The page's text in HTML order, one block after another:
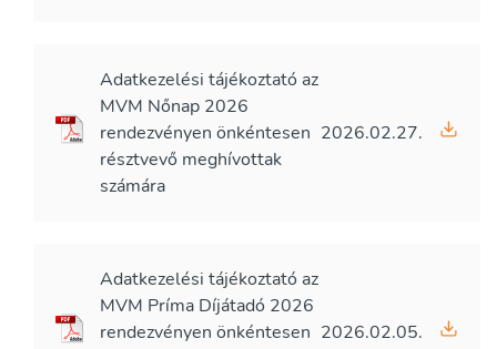
Adatkezelési tájékoztató az
MVM Nőnap 2026
rendezvényen önkéntesen
résztvevő meghívottak
számára
2026.02.27.
Adatkezelési tájékoztató az
MVM Príma Díjátadó 2026
rendezvényen önkéntesen 2026.02.05.